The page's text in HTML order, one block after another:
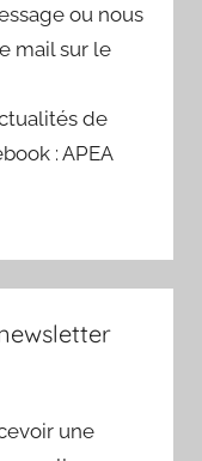
ou nous
mail sur le
de
: APEA
une